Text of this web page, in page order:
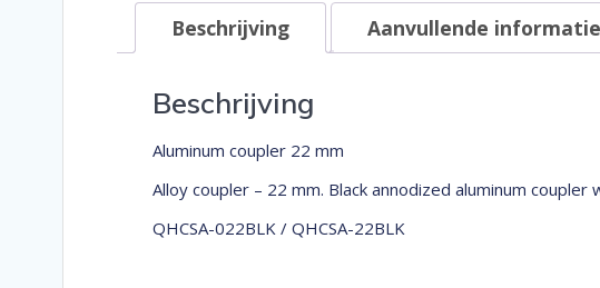
Beschrijving Aanvullende informatie
Beschrijving
Aluminum coupler 22 mm
Alloy coupler – 22 mm. Black annodized aluminum
QHCSA-022BLK / QHCSA-22BLK